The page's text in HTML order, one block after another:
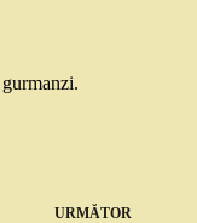
URMĂTOR